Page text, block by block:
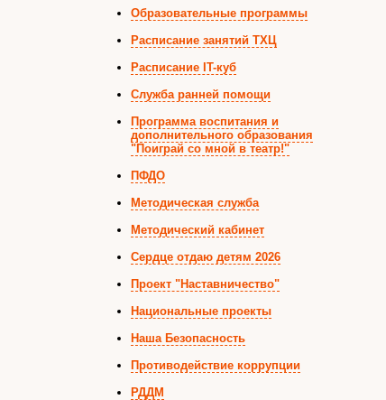
Образовательные программы
Расписание занятий ТХЦ
Расписание IT-куб
Служба ранней помощи
Программа воспитания и
дополнительного образования
"Поиграй со мной в театр!"
ПФДО
Методическая служба
Методический кабинет
Сердце отдаю детям 2026
Проект "Наставничество"
Национальные проекты
Наша Безопасность
Противодействие коррупции
РДДМ